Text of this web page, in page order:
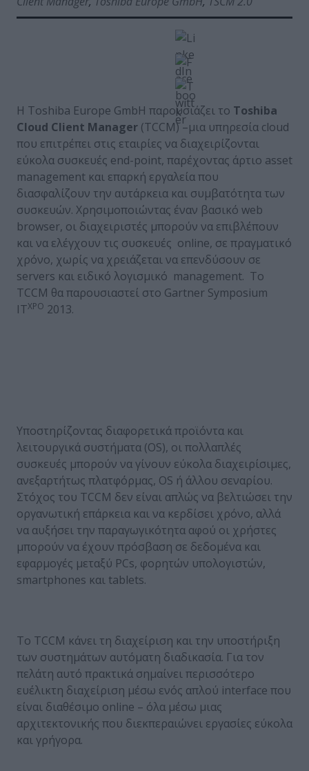
Η Toshiba Europe GmbH παρουσιάζει το Toshiba
Cloud Client Manager (TCCM) –μια υπηρεσία cloud
που επιτρέπει στις εταιρίες να διαχειρίζονται
εύκολα συσκευές end-point, παρέχοντας άρτιο asset
management και επαρκή εργαλεία που
διασφαλίζουν την αυτάρκεια και συμβατότητα των
συσκευών. Χρησιμοποιώντας έναν βασικό web
browser, οι διαχειριστές μπορούν να επιβλέπουν
και να ελέγχουν τις συσκευές online, σε πραγματικό
χρόνο, χωρίς να χρειάζεται να επενδύσουν σε
servers και ειδικό λογισμικό management. Το
TCCM θα παρουσιαστεί στο Gartner Symposium
ITXPO 2013.
Υποστηρίζοντας διαφορετικά προϊόντα και
λειτουργικά συστήματα (OS), οι πολλαπλές
συσκευές μπορούν να γίνουν εύκολα διαχειρίσιμες,
ανεξαρτήτως πλατφόρμας, OS ή άλλου σεναρίου.
Στόχος του TCCM δεν είναι απλώς να βελτιώσει την
οργανωτική επάρκεια και να κερδίσει χρόνο, αλλά
να αυξήσει την παραγωγικότητα αφού οι χρήστες
μπορούν να έχουν πρόσβαση σε δεδομένα και
εφαρμογές μεταξύ PCs, φορητών υπολογιστών,
smartphones και tablets.
Το TCCM κάνει τη διαχείριση και την υποστήριξη
των συστημάτων αυτόματη διαδικασία. Για τον
πελάτη αυτό πρακτικά σημαίνει περισσότερο
ευέλικτη διαχείριση μέσω ενός απλού interface που
είναι διαθέσιμο online – όλα μέσω μιας
αρχιτεκτονικής που διεκπεραιώνει εργασίες εύκολα
και γρήγορα.